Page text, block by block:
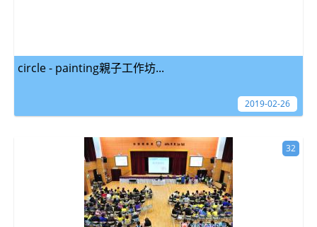
circle - painting親子工作坊...
2019-02-26
32